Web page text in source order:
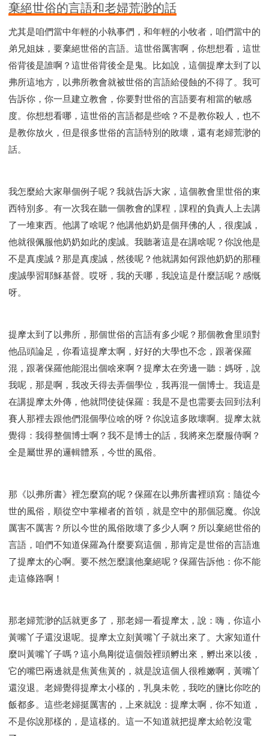
棄絕世俗的言語和老婦荒渺的話
尤其是咱們當中年輕的小執事們，和年輕的小牧者，咱們當中的
弟兄姐妹，要棄絕世俗的言語。這世俗厲害啊，你想想看，這世
俗背後是誰啊？這世俗背後全是鬼。比如說，這個提摩太到了以
弗所這地方，以弗所教會就被世俗的言語給侵蝕的不得了。我可
告訴你，你一旦建立教會，你要對世俗的言語要有相當的敏感
度。你想想看哪，這世俗的言語都是些啥？不是教你殺人，也不
是教你放火，但是很多世俗的言語特別的敗壞，還有老婦荒渺的
話。
我怎麼給大家舉個例子呢？我就告訴大家，這個教會里世俗的東
西特別多。有一次我在聽一個教會的課程，課程的負責人上去講
了一堆東西。他講了啥呢？他講他奶奶是個拜佛的人，很虔誠，
他就很佩服他奶奶如此的虔誠。我聽著這是在講啥呢？你說他是
不是真虔誠？那是真虔誠，然後呢？他就講如何跟他奶奶的那種
虔誠學習耶穌基督。哎呀，我的天哪，我說這是什麼話呢？感慨
呀。
提摩太到了以弗所，那個世俗的言語有多少呢？那個教會里頭對
他品頭論足，你看這提摩太啊，好好的大學也不念，跟著保羅
混，跟著保羅他能混出個啥來啊？提摩太在旁邊一聽：媽呀，說
我呢，那是啊，我改天得去弄個學位，我再混一個博士。我這是
在講提摩太外傳，他就問使徒保羅：我是不是也需要去回到法利
賽人那裡去跟他們混個學位啥的呀？你說這多敗壞啊。提摩太就
覺得：我得整個博士啊？我不是博士的話，我將來怎麼服侍啊？
全是屬世界的邏輯體系，今世的風俗。
那《以弗所書》裡怎麼寫的呢？保羅在以弗所書裡頭寫：隨從今
世的風俗，順從空中掌權者的首領，就是空中的那個惡魔。你說
厲害不厲害？所以今世的風俗敗壞了多少人啊？所以棄絕世俗的
言語，咱們不知道保羅為什麼要寫這個，那肯定是世俗的言語進
了提摩太的心啊。要不然怎麼讓他棄絕呢？保羅告訴他：你不能
走這條路啊！
那老婦荒渺的話就更多了，那老婦一看提摩太，說：嗨，你這小
黃嘴丫子還沒退呢。提摩太立刻黃嘴丫子就出來了。大家知道什
麼叫黃嘴丫子嗎？這小鳥剛從這個殼裡頭孵出來，孵出來以後，
它的嘴巴兩邊就是焦黃焦黃的，就是說這個人很稚嫩啊，黃嘴丫
還沒退。老婦覺得提摩太小樣的，乳臭未乾，我吃的鹽比你吃的
飯都多。這些老婦挺厲害的，上來就說：提摩太啊，你不知道，
不是你說那樣的，是這樣的。這一不知道就把提摩太給乾沒電